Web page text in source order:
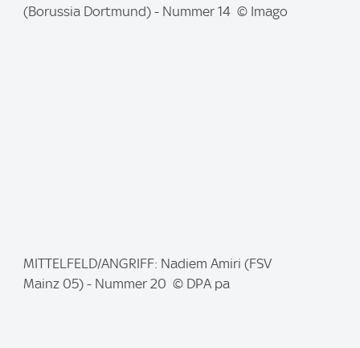
m(Borussia Dortmund) - Nummer 14 © Imago
m
MITTELFELD/ANGRIFF: Nadiem Amiri (FSV
Mainz 05) - Nummer 20 © DPA pa